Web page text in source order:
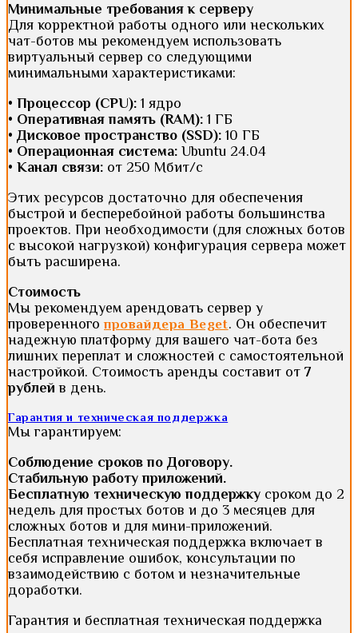
Минимальные требования к серверу
Для корректной работы одного или нескольких
чат-ботов мы рекомендуем использовать
виртуальный сервер со следующими
минимальными характеристиками:
• Процессор (CPU): 1 ядро
• Оперативная память (RAM): 1 ГБ
• Дисковое пространство (SSD): 10 ГБ
• Операционная система: Ubuntu 24.04
• Канал связи: от 250 Мбит/с
Этих ресурсов достаточно для обеспечения
быстрой и бесперебойной работы большинства
проектов. При необходимости (для сложных ботов
с высокой нагрузкой) конфигурация сервера может
быть расширена.
Стоимость
Мы рекомендуем арендовать сервер у
проверенногопровайдера Beget. Он обеспечит
надежную платформу для вашего чат-бота без
лишних переплат и сложностей с самостоятельной
настройкой. Стоимость аренды составит от 7
рублей в день.
Гарантия и техническая поддержка
Мы гарантируем:
Соблюдение сроков по Договору.
Стабильную работу приложений.
Бесплатную техническую поддержку сроком до 2
недель для простых ботов и до 3 месяцев для
сложных ботов и для мини-приложений.
Бесплатная техническая поддержка включает в
себя исправление ошибок, консультации по
взаимодействию с ботом и незначительные
доработки.
Гарантия и бесплатная техническая поддержка